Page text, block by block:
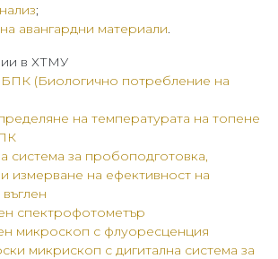
;
авангардни материали.
в ХТМУ
БПК (Биологично потребление на
на температурата на топене
система за пробоподготовка,
измерване на ефективност на
спектрофотометър
микроскоп с флуоресценция
микрископ с дигитална система за